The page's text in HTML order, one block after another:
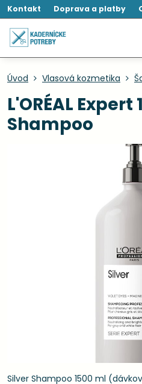
Kontakt Doprava a platby
Úvod Vlasová kozmetika
L'ORÉAL
Shampoo
Silver Shampoo 1500 ml